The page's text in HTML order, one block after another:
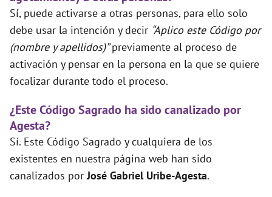
Sí, puede activarse a otras personas, para ello solo
debe usar la intención y decir “Aplico este Código por
(nombre y apellidos)”previamente al proceso de
activación y pensar en la persona en la que se quiere
focalizar durante todo el proceso.
¿Este Código Sagrado ha sido canalizado por
Agesta?
Sí. Este Código Sagrado y cualquiera de los
existentes en nuestra página web han sido
canalizados porJosé Gabriel Uribe-Agesta.